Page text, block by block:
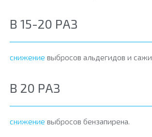
В 15-20 РАЗ
снижение выбросов альдегидов и сажи.
В 20 РАЗ
снижение выбросов бензапирена.